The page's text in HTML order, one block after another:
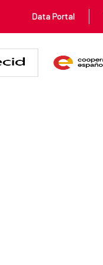
Data Portal